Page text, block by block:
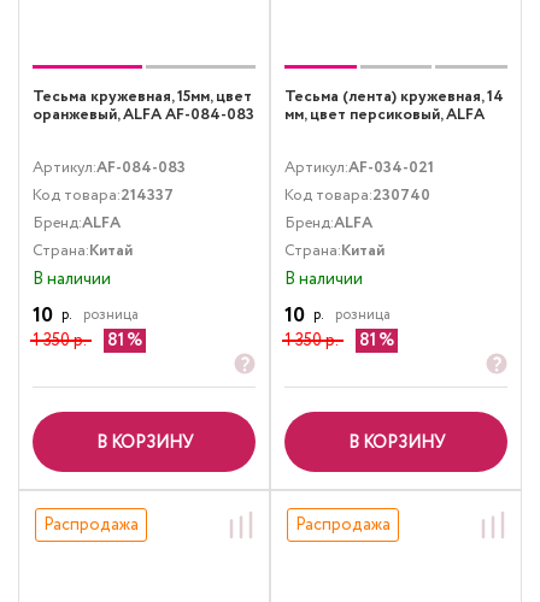
Тесьма кружевная, 15мм, цвет
оранжевый, ALFA AF-084-083
Артикул:AF-084-083
Код товара:214337
Бренд:ALFA
Страна:Китай
В наличии
10 р. розница
1 350 р. 81
В КОРЗИНУ
Тесьма (лента) кружевная, 14
мм, цвет персиковый, ALFA
Артикул:AF-034-021
Код товара:230740
Бренд:ALFA
Страна:Китай
В наличии
10 р. розница
1 350 р. 81
В КОРЗИНУ
Распродажа Распродажа